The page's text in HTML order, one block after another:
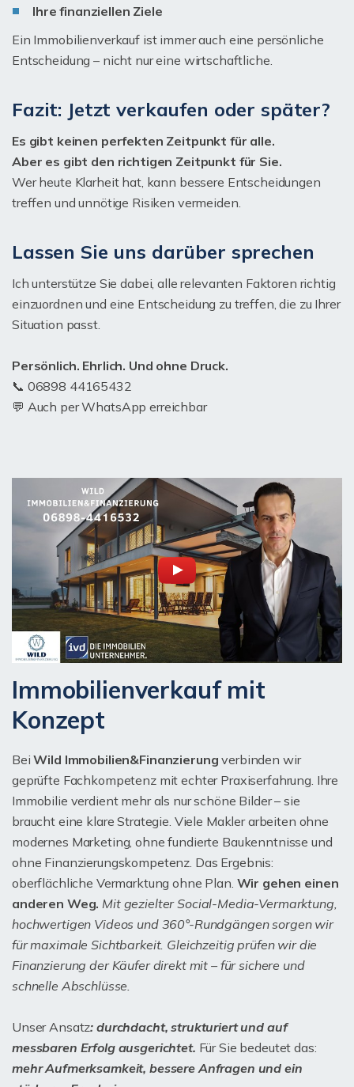
Ihre finanziellen Ziele
Ein Immobilienverkauf ist immer auch eine persönliche
Entscheidung – nicht nur eine wirtschaftliche.
Fazit: Jetzt verkaufen oder später?
Es gibt keinen perfekten Zeitpunkt für alle.
Aber es gibt den richtigen Zeitpunkt für Sie.
Wer heute Klarheit hat, kann bessere Entscheidungen
treffen und unnötige Risiken vermeiden.
Lassen Sie uns darüber sprechen
Ich unterstütze Sie dabei, alle relevanten Faktoren richtig
einzuordnen und eine Entscheidung zu treffen, die zu Ihrer
Situation passt.
Persönlich. Ehrlich. Und ohne Druck.
📞 06898 44165432
💬 Auch per WhatsApp erreichbar
Immobilienverkauf mit
Konzept
BeiWild Immobilien&Finanzierung verbinden wir
geprüfte Fachkompetenz mit echter Praxiserfahrung. Ihre
Immobilie verdient mehr als nur schöne Bilder – sie
braucht eine klare Strategie. Viele Makler arbeiten ohne
modernes Marketing, ohne fundierte Baukenntnisse und
ohne Finanzierungskompetenz. Das Ergebnis:
oberflächliche Vermarktung ohne Plan. Wir gehen einen
anderen Weg.Mit gezielter Social-Media-Vermarktung,
hochwertigen Videos und 360°-Rundgängen sorgen wir
für maximale Sichtbarkeit. Gleichzeitig prüfen wir die
Finanzierung der Käufer direkt mit – für sichere und
schnelle Abschlüsse.
Unser Ansatz: durchdacht, strukturiert und auf
messbaren Erfolg ausgerichtet. Für Sie bedeutet das:
mehr Aufmerksamkeit, bessere Anfragen und ein